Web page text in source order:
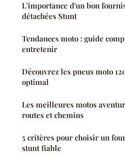
L'importance d'un bon
détachées Stunt
Tendances moto : guide
entretenir
Découvrez les pneus moto
optimal
Les meilleures motos
routes et chemins
5 critères pour choisir un
stunt fiable